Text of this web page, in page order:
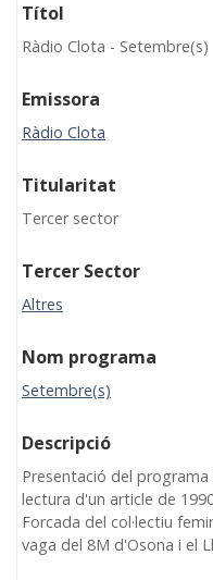
Títol
Ràdio Clota - Setembre(s)
Emissora
Ràdio Clota
Titularitat
Tercer sector
Tercer Sector
Altres
Nom programa
Setembre(s)
Descripció
Presentació del
lectura d'un article de
Forcada del col·lectiu
vaga del 8M d'Osona i el